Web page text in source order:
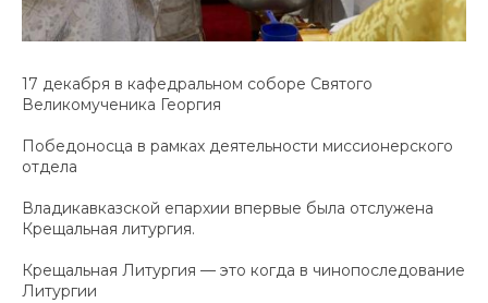
17 декабря в кафедральном соборе Святого
Великомученика Георгия
Победоносца в рамках деятельности миссионерского
отдела
Владикавказской епархии впервые была отслужена
Крещальная литургия.
Крещальная Литургия — это когда в чинопоследование
Литургии